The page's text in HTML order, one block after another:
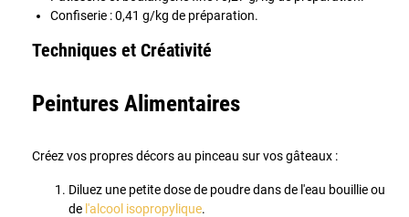
Confiserie : 0,41 g/kg de préparation.
Techniques et Créativité
Peintures Alimentaires
Créez vos propres décors au pinceau sur vos gâteaux :
Diluez une petite dose de poudre dans de l'eau bouillie ou
de l'alcool isopropylique.